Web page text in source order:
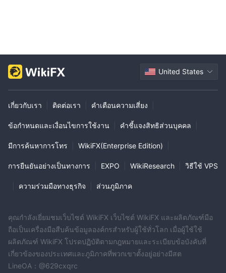
United States
เกี่ยวกับเรา ติดต่อเรา คำเตือนความเสี่ยง
ข้อกำหนดและเงื่อนไขการใช้งาน คำชี้แจงสิทธิส่วนบุคคล
มีการค้นหาการโทร WikiFX(Enterprise Edition)
การยืนยันอย่างเป็นทางการ EXPO WikiResearch วิธีใช้ VPS
ความร่วมมือทางธุรกิจ ส่วนภูมิภาค
คุณกำลังเยี่ยมชมเว็บไซต์ WikiFX เว็บไซต์ WikiFX และผลิตภัณฑ์มือ
ถือเป็นเครื่องมือสืบค้นข้อมูลองค์กรสำหรับผู้ใช้ทั่วโลก เมื่อผู้ใช้ใช้
ผลิตภัณฑ์ WikiFX โปรดปฏิบัติตามกฎหมายและระเบียบข้อบังคับที่
เกี่ยวข้องของประเทศและภูมิภาคที่พวกเขาตั้งอยู่อย่างมีสต
LineOA：@629cxqrc